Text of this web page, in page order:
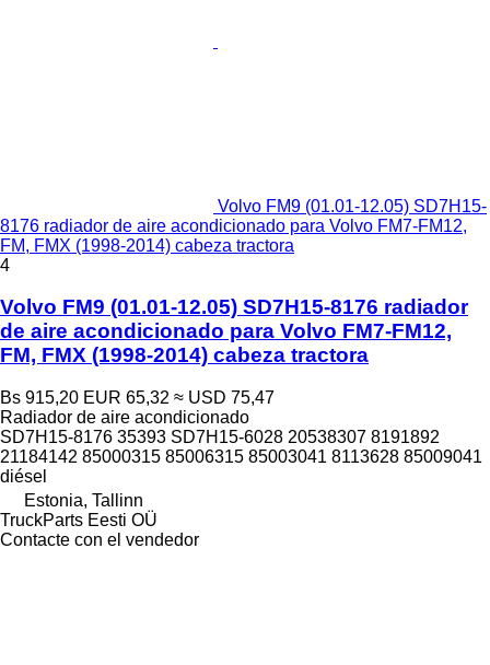
Volvo FM9 (01.01-12.05) SD7H15-
8176 radiador de aire acondicionado para Volvo FM7-FM12,
FM, FMX (1998-2014) cabeza tractora
4
Volvo FM9 (01.01-12.05) SD7H15-8176 radiador
de aire acondicionado para Volvo FM7-FM12,
FM, FMX (1998-2014) cabeza tractora
Bs 915,20 EUR 65,32 ≈ USD 75,47
Radiador de aire acondicionado
SD7H15-8176 35393 SD7H15-6028 20538307 8191892
21184142 85000315 85006315 85003041 8113628 85009041
diésel
Estonia, Tallinn
TruckParts Eesti OÜ
Contacte con el vendedor